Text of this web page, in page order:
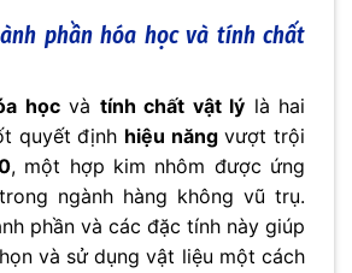
phần hóa học và tính chất
họcvà tính chất vật lý là hai
quyết định hiệu năngvượt trội
, một hợp kim nhôm được ứng
ngành hàng không vũ trụ.
phần và các đặc tính này giúp
và sử dụng vật liệu một cách